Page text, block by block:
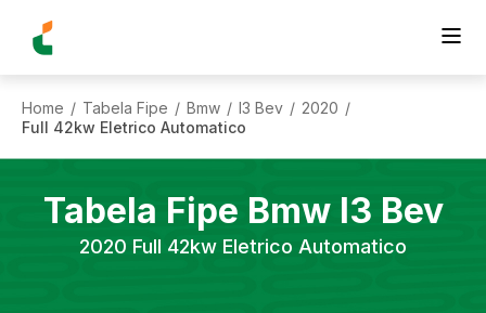
Home / Tabela Fipe / Bmw / I3 Bev / 2020 /
Full 42kw Eletrico Automatico
Tabela Fipe Bmw I3 Bev
2020 Full 42kw Eletrico Automatico